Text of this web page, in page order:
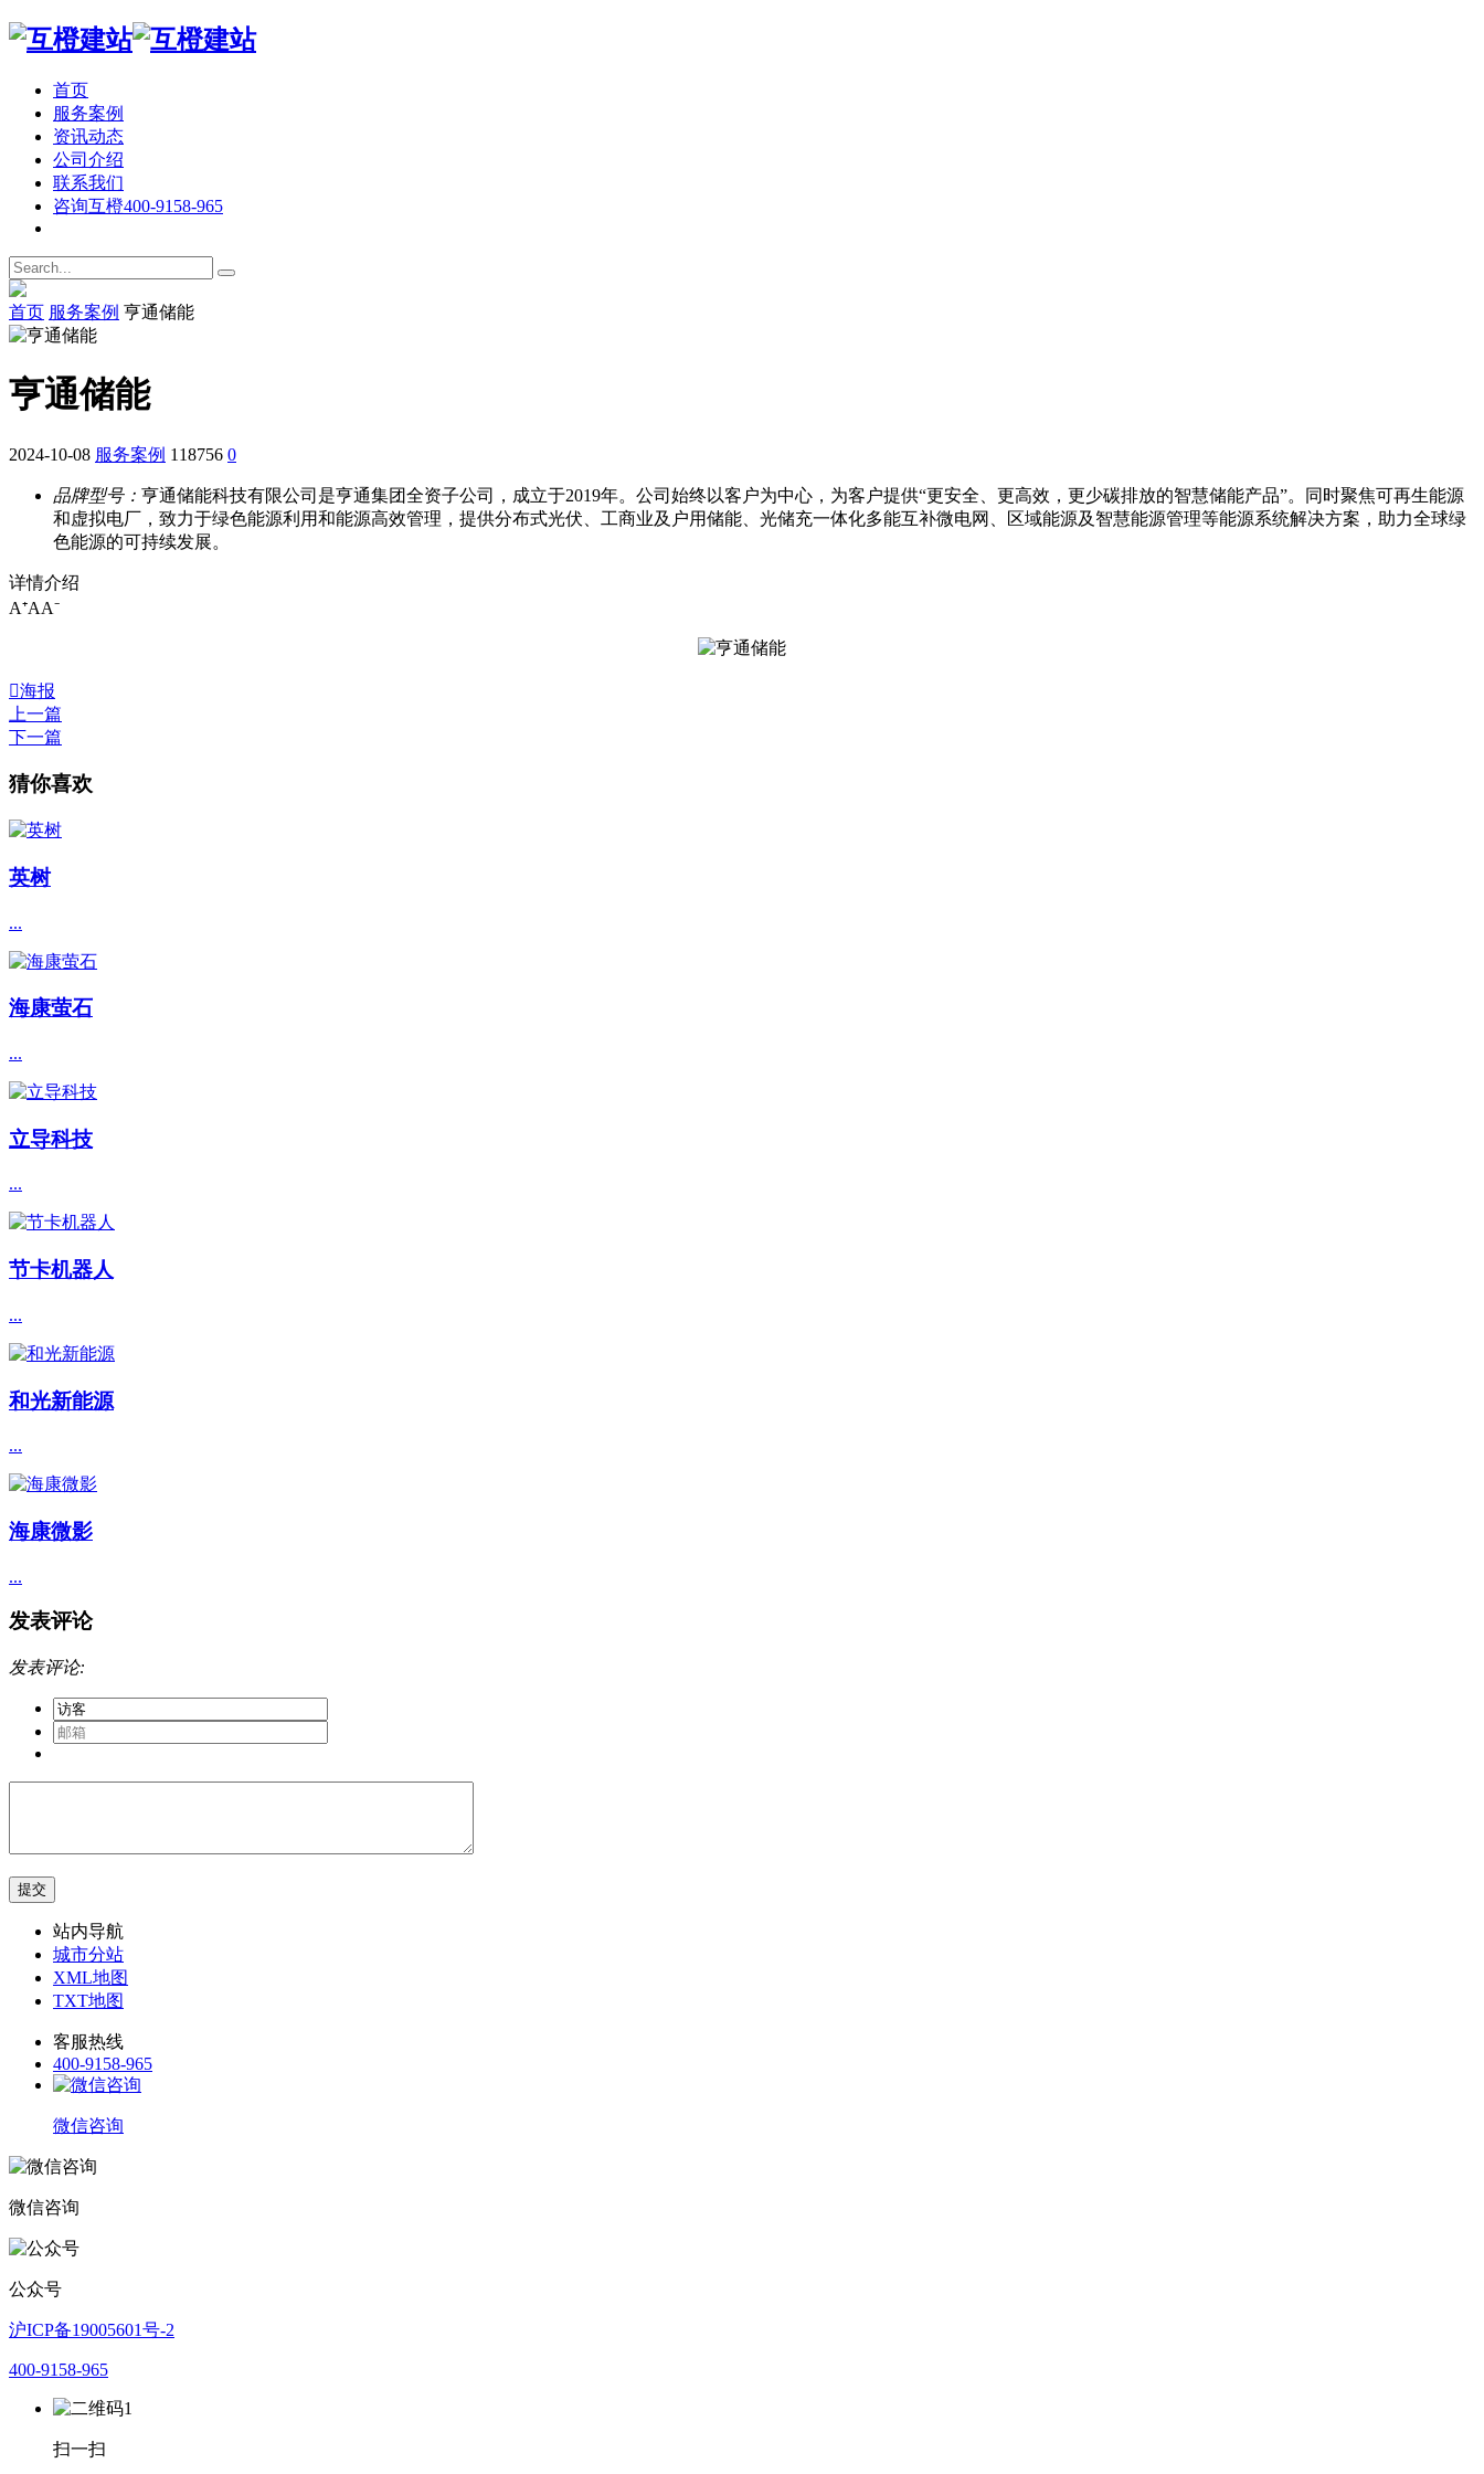
首页
服务案例
资讯动态
公司介绍
联系我们
咨询互橙400-9158-965
首页 服务案例 亨通储能
亨通储能
2024-10-08 服务案例 118756 0
品牌型号： 亨通储能科技有限公司是亨通集团全资子公司，成立于2019年。公司始终以客户为中心，为客户提供“更安全、更高效，更少碳排放的智慧储能产品”。同时聚焦可再生能源
和虚拟电厂，致力于绿色能源利用和能源高效管理，提供分布式光伏、工商业及户用储能、光储充一体化多能互补微电网、区域能源及智慧能源管理等能源系统解决方案，助力全球绿
色能源的可持续发展。
详情介绍
A⁺AA⁻
海报
上一篇
下一篇
猜你喜欢
英树
...
海康萤石
...
立导科技
...
节卡机器人
...
和光新能源
...
海康微影
...
发表评论
发表评论:
站内导航
城市分站
XML地图
TXT地图
客服热线
400-9158-965
微信咨询
微信咨询
公众号
沪ICP备19005601号-2
400-9158-965
扫一扫